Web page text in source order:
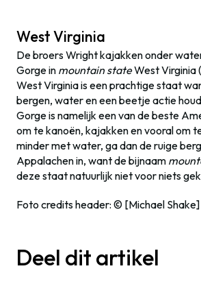
West Virginia
De broers Wright kajakken onder
Gorge in mountain stateWest Virginia
West Virginia is een prachtige staat
bergen, water en een beetje actie
Gorge is namelijk een van de beste
om te kanoën, kajakken en vooral om
minder met water, ga dan de ruige
Appalachen in, want de bijnaam
deze staat natuurlijk niet voor niets
Foto credits header: © [Michael
Deel dit artikel